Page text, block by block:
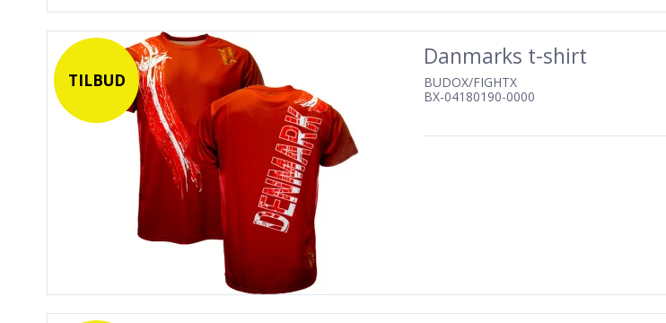
TILBUD
Danmarks t-shirt
BUDOX/FIGHTX
BX-04180190-0000